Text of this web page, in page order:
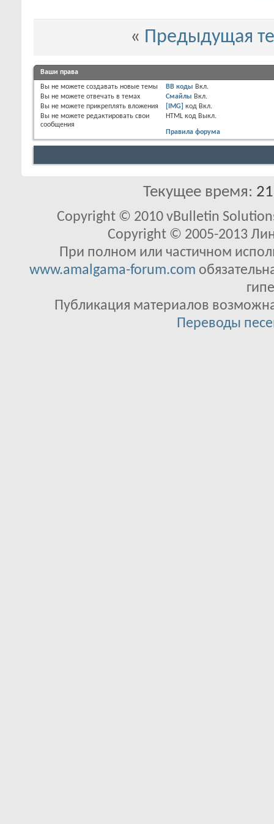
« Предыдущая
Ваши права
Вы не можете создавать новые темы
Вы не можете отвечать в темах
Вы не можете прикреплять вложения
Вы не можете редактировать свои
сообщения
BB коды Вкл.
Смайлы Вкл.
[IMG] код Вкл.
HTML код Выкл.
Правила форума
Текущее время:
Copyright © 2010 vBulletin
Copyright © 2005-2013
При полном или частичном
www.amalgama-forum.com
Публикация материалов
Переводы